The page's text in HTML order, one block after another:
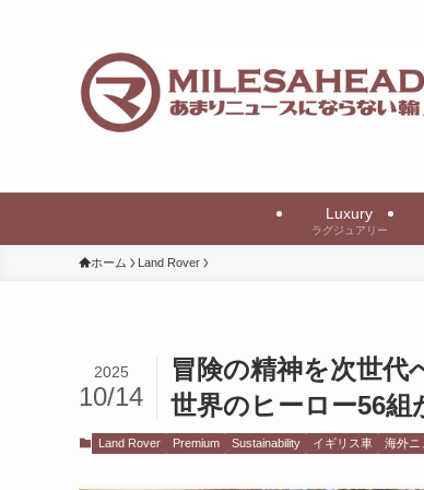
Luxury
ラグジュアリー
ホーム Land Rover
冒険の精神を次世代
世界のヒーロー56組
2025
10/14
Land Rover Premium Sustainability イギリス車 海外ニ